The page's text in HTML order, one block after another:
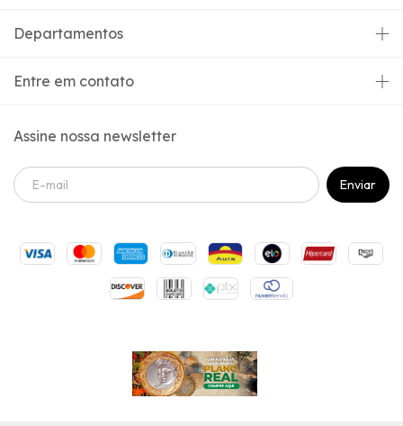
Departamentos
Entre em contato
Assine nossa newsletter